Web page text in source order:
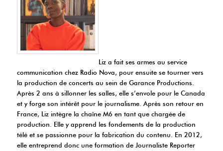
Liz a fait ses armes au service
communication chez Radio Nova, pour ensuite se tourner vers
la production de concerts au sein de Garance Productions.
Après 2 ans à sillonner les salles, elle s’envole pour le Canada
et y forge son intérêt pour le journalisme. Après son retour en
France, Liz intègre la chaîne M6 en tant que chargée de
production. Elle y apprend les fondements de la production
télé et se passionne pour la fabrication du contenu. En 2012,
elle entreprend donc une formation de Journaliste Reporter